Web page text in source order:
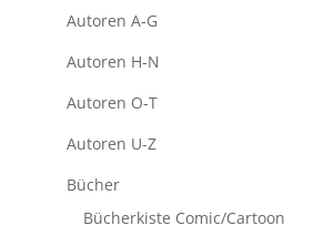
Autoren A-G
Autoren H-N
Autoren O-T
Autoren U-Z
Bücher
Bücherkiste Comic/Cartoon